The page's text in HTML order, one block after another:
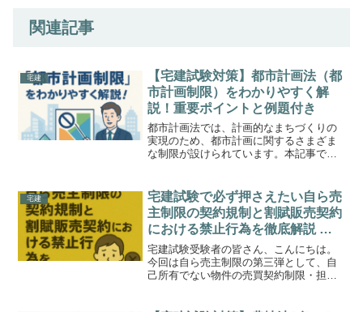
関連記事
宅建
【宅建試験対策】都市計画法（都
市計画制限）をわかりやすく解
説！重要ポイントと例題付き
都市計画法では、計画的なまちづくりの
実現のため、都市計画に関するさまざま
な制限が設けられています。本記事で
ます。宅建試験では、開発許可制度とあ
わせてよく出題される分野で...
宅建
宅建試験で必ず押さえたい自ら売
主制限の契約規制と割賦販売契約
における禁止行為を徹底解説 重
要ポイントと例題で理解を深める
まとめ記事
宅建試験受験者の皆さん、こんにちは。
今回は自ら売主制限の第三弾として、自
己所有でない物件の売買契約制限・担保